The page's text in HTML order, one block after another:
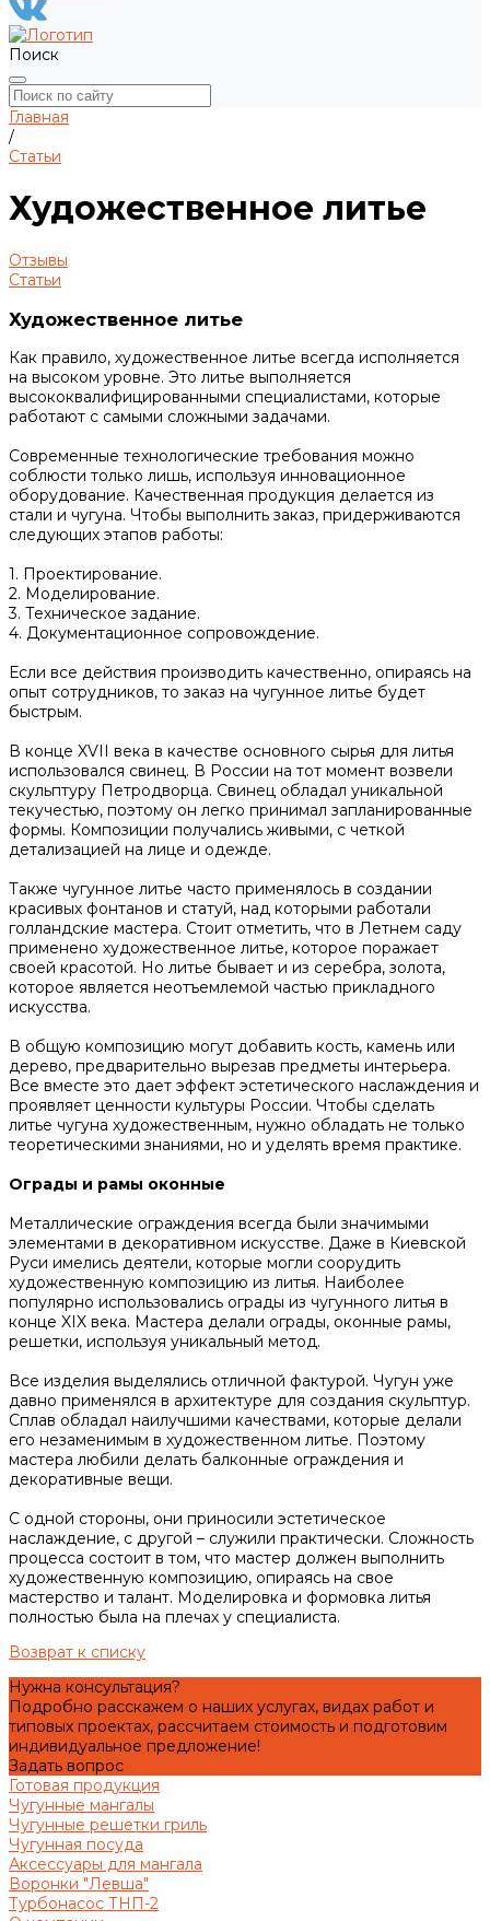
Поиск
Главная
/
Статьи
Художественное литье
Отзывы
Статьи
Художественное литье
Как правило, художественное литье всегда исполняется
на высоком уровне. Это литье выполняется
высококвалифицированными специалистами, которые
работают с самыми сложными задачами.
Современные технологические требования можно
соблюсти только лишь, используя инновационное
оборудование. Качественная продукция делается из
стали и чугуна. Чтобы выполнить заказ, придерживаются
следующих этапов работы:
1. Проектирование.
2. Моделирование.
3. Техническое задание.
4. Документационное сопровождение.
Если все действия производить качественно, опираясь на
опыт сотрудников, то заказ на чугунное литье будет
быстрым.
В конце XVII века в качестве основного сырья для литья
использовался свинец. В России на тот момент возвели
скульптуру Петродворца. Свинец обладал уникальной
текучестью, поэтому он легко принимал запланированные
формы. Композиции получались живыми, с четкой
детализацией на лице и одежде.
Также чугунное литье часто применялось в создании
красивых фонтанов и статуй, над которыми работали
голландские мастера. Стоит отметить, что в Летнем саду
применено художественное литье, которое поражает
своей красотой. Но литье бывает и из серебра, золота,
которое является неотъемлемой частью прикладного
искусства.
В общую композицию могут добавить кость, камень или
дерево, предварительно вырезав предметы интерьера.
Все вместе это дает эффект эстетического наслаждения и
проявляет ценности культуры России. Чтобы сделать
литье чугуна художественным, нужно обладать не только
теоретическими знаниями, но и уделять время практике.
Ограды и рамы оконные
Металлические ограждения всегда были значимыми
элементами в декоративном искусстве. Даже в Киевской
Руси имелись деятели, которые могли соорудить
художественную композицию из литья. Наиболее
популярно использовались ограды из чугунного литья в
конце XIX века. Мастера делали ограды, оконные рамы,
решетки, используя уникальный метод.
Все изделия выделялись отличной фактурой. Чугун уже
давно применялся в архитектуре для создания скульптур.
Сплав обладал наилучшими качествами, которые делали
его незаменимым в художественном литье. Поэтому
мастера любили делать балконные ограждения и
декоративные вещи.
С одной стороны, они приносили эстетическое
наслаждение, с другой – служили практически. Сложность
процесса состоит в том, что мастер должен выполнить
художественную композицию, опираясь на свое
мастерство и талант. Моделировка и формовка литья
полностью была на плечах у специалиста.
Возврат к списку
Нужна консультация?
Подробно расскажем о наших услугах, видах работ и
типовых проектах, рассчитаем стоимость и подготовим
индивидуальное предложение!
Задать вопрос
Готовая продукция
Чугунные мангалы
Чугунные решетки гриль
Чугунная посуда
Аксессуары для мангала
Воронки "Левша"
Турбонасос ТНП-2